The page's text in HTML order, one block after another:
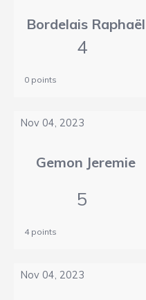
Bordelais Raphaël
4
0 points
Nov 04, 2023
Gemon Jeremie
5
4 points
Nov 04, 2023